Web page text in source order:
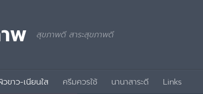
พ สุขภาพดี สาระสุขภาพดี
วขาว-เนียนใส ครีมควรใช้ นานาสาระดี Links